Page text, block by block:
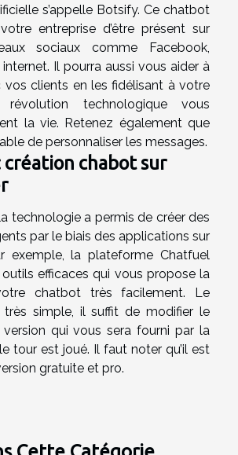
s’appelle Botsify. Ce chatbot
entreprise d’être présent sur
sociaux comme Facebook,
Il pourra aussi vous aider à
vos clients en les fidélisant à votre
technologique vous
la vie. Retenez également que
de personnaliser les messages.
création chabot sur
technologie a permis de créer des
par le biais des applications sur
exemple, la plateforme Chatfuel
outils efficaces qui vous propose la
chatbot très facilement. Le
très simple, il suffit de modifier le
qui vous sera fourni par la
tour est joué. Il faut noter qu’il est
gratuite et pro.